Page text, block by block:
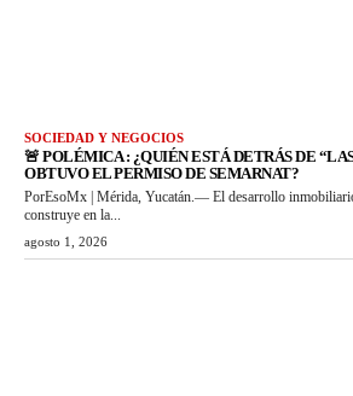
SOCIEDAD Y NEGOCIOS
🚨 POLÉMICA : ¿QUIÉN ESTÁ DETRÁS DE
OBTUVO EL PERMISO DE SEMARNAT?
PorEsoMx | Mérida, Yucatán.— El desarrollo
construye en la...
agosto 1, 2026